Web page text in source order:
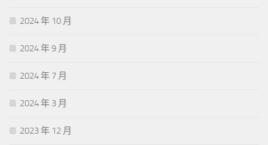
2024 年 10 月
2024 年 9 月
2024 年 7 月
2024 年 3 月
2023 年 12 月